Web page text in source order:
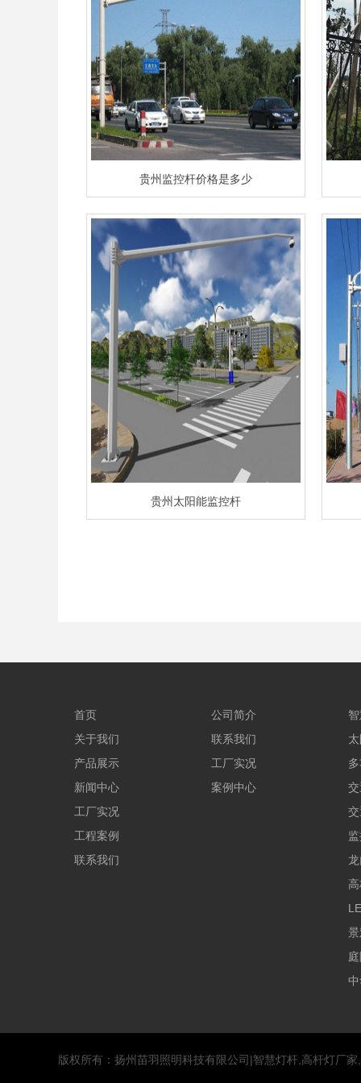
贵州监控杆价格是多少
贵州太阳能监控杆
首页
关于我们
产品展示
新闻中心
工厂实况
工程案例
联系我们
公司简介
联系我们
工厂实况
案例中心
版权所有：扬州苗羽照明科技有限公司|智慧灯杆,高杆灯厂